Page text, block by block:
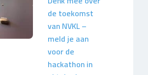
de toekomst
van NVKL –
meld je aan
voor de
hackathon in